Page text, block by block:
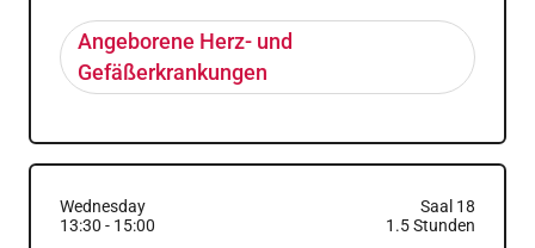
Angeborene Herz- und
Gefäßerkrankungen
Wednesday
Saal 18
13:30 - 15:00 1.5Stunden